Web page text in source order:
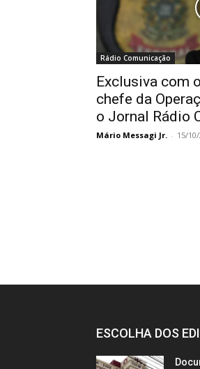
Rádio Comunicação
Exclusiva com
chefe da
o Jornal Rádio
Mário Messagi Jr. - 15/
ESCOLHA DOS